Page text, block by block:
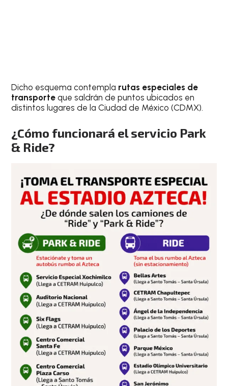
Dicho esquema contempla rutas especiales de
transporte que saldrán de puntos ubicados en
distintos lugares de la Ciudad de México (CDMX).
¿Cómo funcionará el servicio Park
& Ride?